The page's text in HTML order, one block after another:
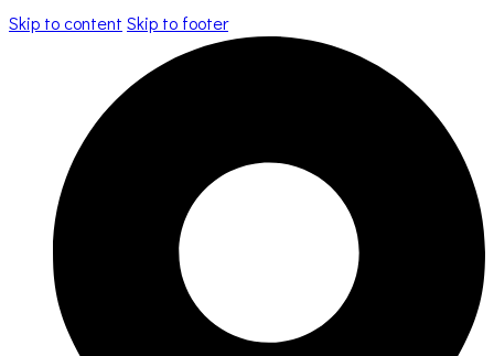
Skip to content Skip to footer